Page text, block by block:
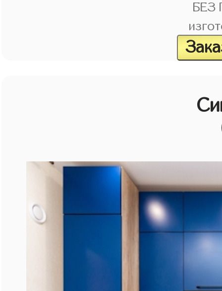
БЕЗ